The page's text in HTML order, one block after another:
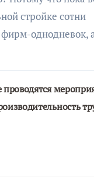
стройке сотни
однодневок,